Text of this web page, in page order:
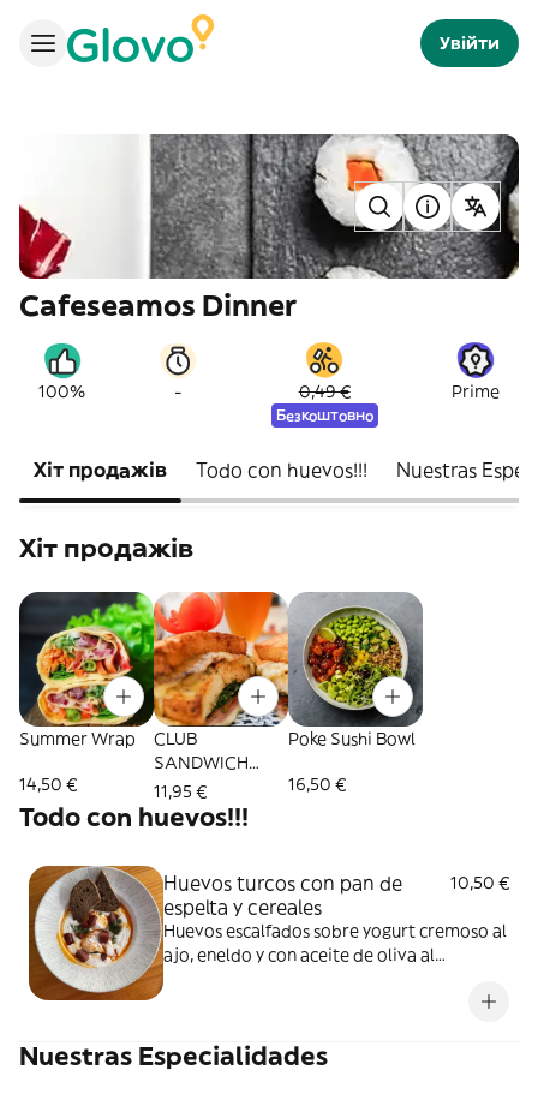
Увійти
Cafeseamos Dinner
100% - 0,49 €
Безкоштовно
Prime
Хіт продажів Todo con huevos!!! Nuestras
Хіт продажів
Summer Wrap
14,50 €
CLUB
SANDWICH
Cafeaseamos
11,95 €
Poke Sushi Bowl
16,50 €
Todo con huevos!!!
Huevos turcos con pan de
espelta y cereales
10,50 €
Huevos escalfados sobre yogurt cremoso al
ajo, eneldo y con aceite de oliva al
delicioso de espelta y cereales A elegir con
Nuestras Especialidades